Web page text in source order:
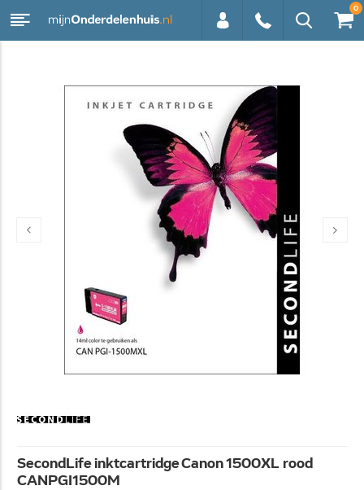
250628
0
SecondLife inktcartridge Canon 1500XL rood
CANPGI1500M